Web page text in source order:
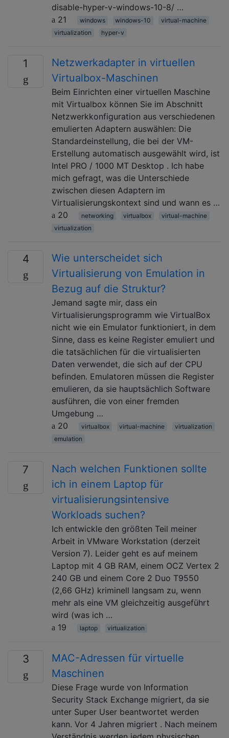
disable-hyper-v-windows-10-8/ …
21
windows windows-10
virtual-machine
virtualization
hyper-v
1
Netzwerkadapter in virtuellen
Virtualbox-Maschinen
Beim Einrichten einer virtuellen Maschine
mit Virtualbox können Sie im Abschnitt
Netzwerkkonfiguration aus verschiedenen
emulierten Adaptern auswählen: Die
Standardeinstellung, die bei der VM-
Erstellung automatisch ausgewählt wird, ist
Intel PRO / 1000 MT Desktop . Ich habe
mich gefragt, was die Unterschiede
zwischen diesen Adaptern im
Virtualisierungskontext sind und wann es …
20
networking virtualbox
virtual-machine
virtualization
4
Wie unterscheidet sich
Virtualisierung von Emulation in
Bezug auf die Struktur?
Jemand sagte mir, dass ein
Virtualisierungsprogramm wie VirtualBox
nicht wie ein Emulator funktioniert, in dem
Sinne, dass es keine Register emuliert und
die tatsächlichen für die virtualisierten
Daten verwendet, die sich auf der CPU
befinden. Emulatoren müssen die Register
emulieren, da sie hauptsächlich Software
ausführen, die von einer fremden
Umgebung …
20
virtualbox virtual-machine
virtualization
emulation
7
Nach welchen Funktionen sollte
ich in einem Laptop für
virtualisierungsintensive
Workloads suchen?
Ich entwickle den größten Teil meiner
Arbeit in VMware Workstation (derzeit
Version 7). Leider geht es auf meinem
Laptop mit 4 GB RAM, einem OCZ Vertex 2
240 GB und einem Core 2 Duo T9550
(2,66 GHz) kriminell langsam zu, wenn
mehr als eine VM gleichzeitig ausgeführt
wird (was ich …
19
laptop virtualization
3
MAC-Adressen für virtuelle
Maschinen
Diese Frage wurde von Information
Security Stack Exchange migriert, da sie
unter Super User beantwortet werden
kann. Vor 4 Jahren migriert . Nach meinem